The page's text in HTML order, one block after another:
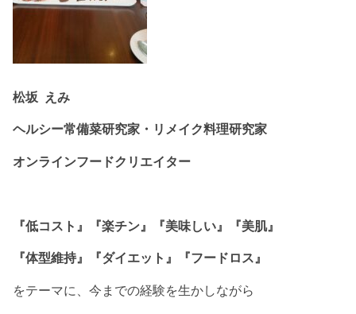
松坂 えみ
ヘルシー常備菜研究家・リメイク料理研究家
オンラインフードクリエイター
『低コスト』『楽チン』『美味しい』『美肌』
『体型維持』『ダイエット』『フードロス』
をテーマに、今までの経験を生かしながら